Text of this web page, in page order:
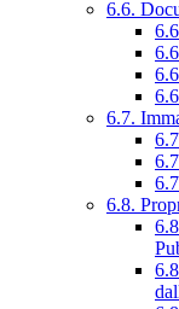
6.6.
6.7.
6.8.